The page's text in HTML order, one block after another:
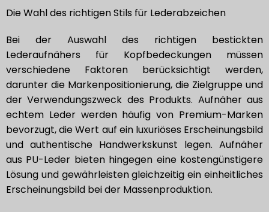
Die Wahl des richtigen Stils für Lederabzeichen
Bei der Auswahl des richtigen bestickten
Lederaufnähers für Kopfbedeckungen müssen
verschiedene Faktoren berücksichtigt werden,
darunter die Markenpositionierung, die Zielgruppe und
der Verwendungszweck des Produkts. Aufnäher aus
echtem Leder werden häufig von Premium-Marken
bevorzugt, die Wert auf ein luxuriöses Erscheinungsbild
und authentische Handwerkskunst legen. Aufnäher
aus PU-Leder bieten hingegen eine kostengünstigere
Lösung und gewährleisten gleichzeitig ein einheitliches
Erscheinungsbild bei der Massenproduktion.